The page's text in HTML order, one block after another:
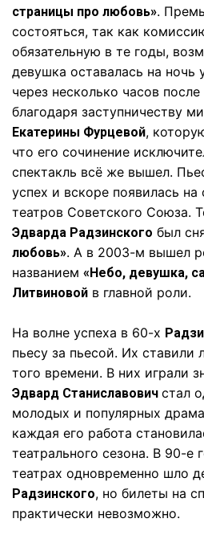
страницы про любовь».
состояться, так как
обязательную в те годы,
девушка оставалась на ночь
через несколько часов
благодаря заступничеству
Екатерины Фурцевой,
что его сочинение
спектакль всё же вышел.
успех и вскоре появилась на
театров Советского Союза.
Эдварда Радзинского был
любовь». А в 2003-м вышел
названием «Небо, девушка,
Литвиновой в главной роли.
На волне успеха в 60-х
пьесу за пьесой. Их
того времени. В них играли
Эдвард Станиславович стал
молодых и популярных
каждая его работа
театрального сезона. В 90-е
театрах одновременно шло
Радзинского, но билеты на
практически невозможно.